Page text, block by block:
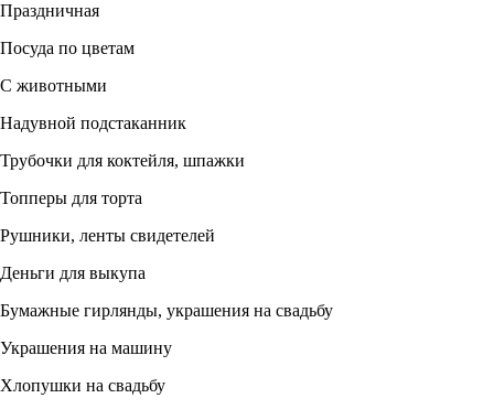
Праздничная
Посуда по цветам
С животными
Надувной подстаканник
Трубочки для коктейля, шпажки
Топперы для торта
Рушники, ленты свидетелей
Деньги для выкупа
Бумажные гирлянды, украшения на свадьбу
Украшения на машину
Хлопушки на свадьбу